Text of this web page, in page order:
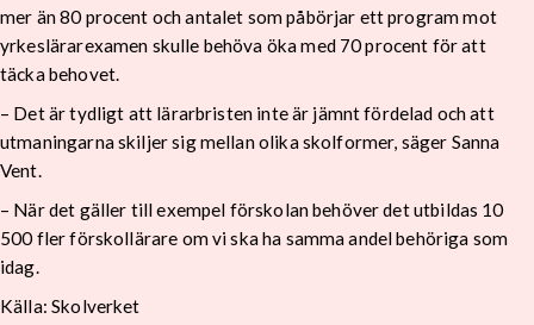
mer än 80 procent och antalet som påbörjar ett program mot
yrkeslärarexamen skulle behöva öka med 70 procent för att
täcka behovet.
– Det är tydligt att lärarbristen inte är jämnt fördelad och att
utmaningarna skiljer sig mellan olika skolformer, säger Sanna
Vent.
– När det gäller till exempel förskolan behöver det utbildas 10
500 fler förskollärare om vi ska ha samma andel behöriga som
idag.
Källa: Skolverket